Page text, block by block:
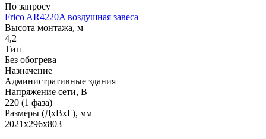
По запросу
Frico AR4220A воздушная завеса
Высота монтажа, м
4,2
Тип
Без обогрева
Назначение
Административные здания
Напряжение сети, В
220 (1 фаза)
Размеры (ДхВхГ), мм
2021x296x803